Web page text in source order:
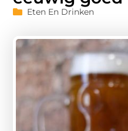
Eten En Drinken